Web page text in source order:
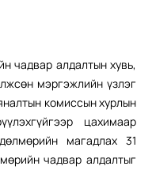
чадвар алдалтын хувь,
мэргэжлийн үзлэг
комиссын хурлын
цахимаар
магадлах 31
чадвар алдалтыг